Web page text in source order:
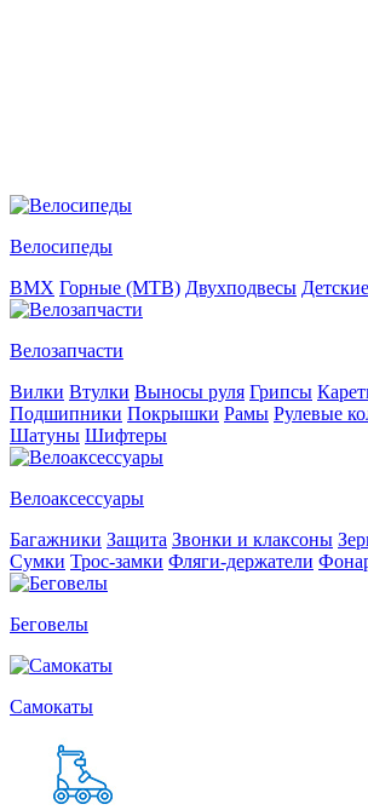
Велосипеды
BMX Горные (MTB) Двухподвесы Детские
Велозапчасти
Вилки Втулки Выносы руля Грипсы
Подшипники Покрышки Рамы Рулевые
Шатуны Шифтеры
Велоаксессуары
Багажники Защита Звонки и клаксоны
Сумки Трос-замки Фляги-держатели
Беговелы
Самокаты